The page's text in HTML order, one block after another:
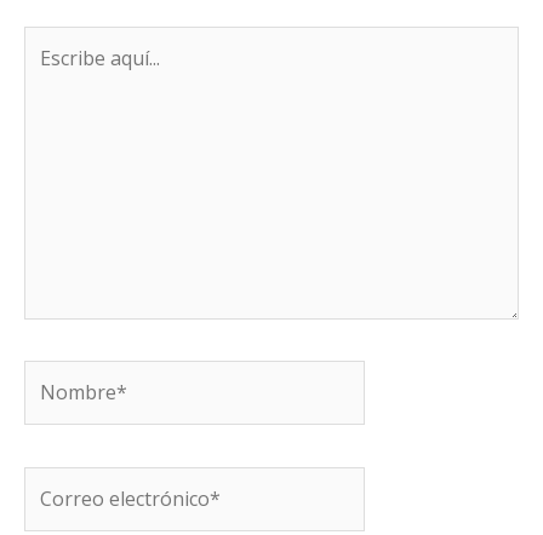
aquí...
electrónico*